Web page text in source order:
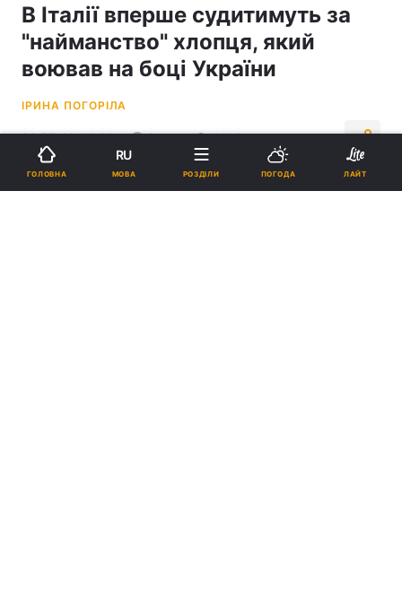
В Італії вперше судитимуть за
"найманство" хлопця, який
воював на боці України
ІРИНА ПОГОРІЛА
20:57, 10.08.22 2 хв. 6108
Підпишіться на нас в Google
ГОЛОВНА
RU
МОВА РОЗДІЛИ ПОГОДА ЛАЙТ